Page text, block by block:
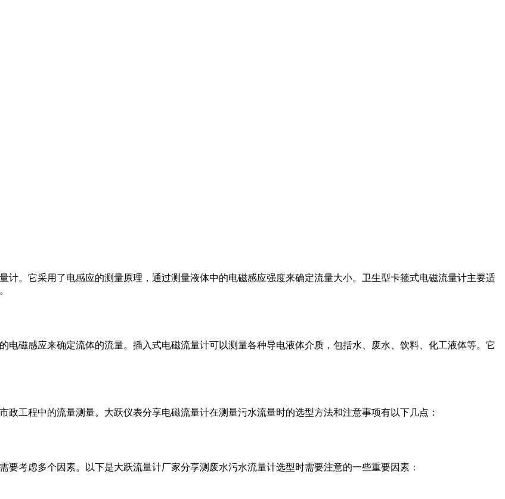
计。它采用了电感应的测量原理，通过测量液体中的电磁感应强度来确定流量大小。卫生型卡箍式电磁流量计主要适
电磁感应来确定流体的流量。插入式电磁流量计可以测量各种导电液体介质，包括水、废水、饮料、化工液体等。它
工程中的流量测量。大跃仪表​分享电磁流量计在测量污水流量时的选型方法和注意事项有以下几点：
考虑多个因素。以下是大跃流量计厂家​分享测废水污水流量计选型时需要注意的一些重要因素：